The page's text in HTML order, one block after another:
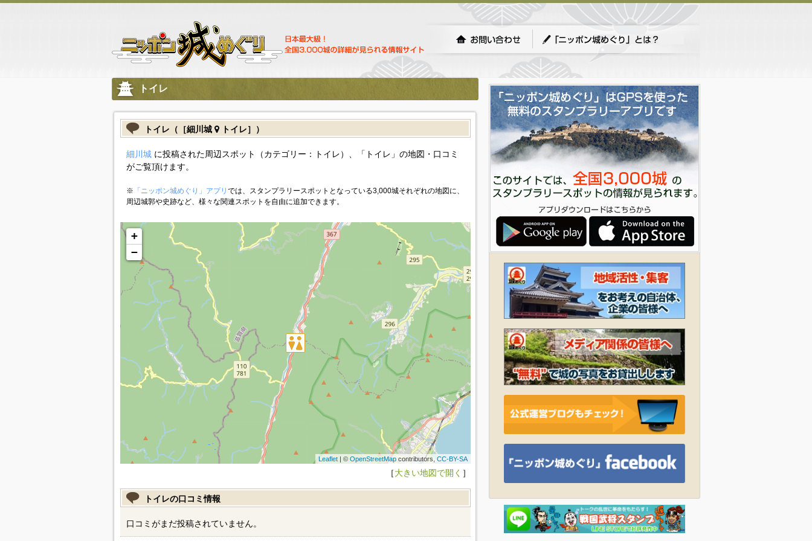
トイレ
トイレ（［細川城 トイレ］）
細川城に投稿された周辺スポット（カテゴリー：トイレ）、「トイレ」の地図・口コミ
がご覧頂けます。
※ 「ニッポン城めぐり」アプリ では、スタンプラリースポットとなっている3,000城それぞれの地図に、
周辺城郭や史跡など、様々な関連スポットを自由に追加できます。
+
−
Leaflet| © OpenStreetMapcontributors, CC-BY-SA
［大きい地図で開く ］
トイレの口コミ情報
口コミがまだ投稿されていません。